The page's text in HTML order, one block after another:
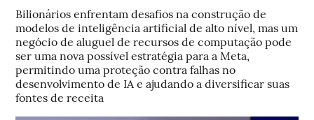
Bilionários enfrentam desafios na construção de
modelos de inteligência artificial de alto nível, mas um
negócio de aluguel de recursos de computação pode
ser uma nova possível estratégia para a Meta,
permitindo uma proteção contra falhas no
desenvolvimento de IA e ajudando a diversificar suas
fontes de receita